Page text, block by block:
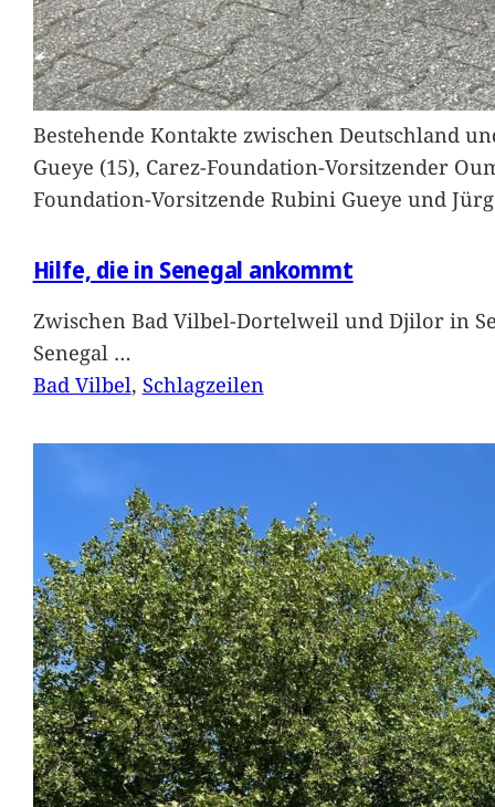
Bestehende Kontakte zwischen Deutschland
Gueye (15), Carez-Foundation-Vorsitzender
Foundation-Vorsitzende Rubini Gueye und
Hilfe, die in Senegal ankommt
Zwischen Bad Vilbel-Dortelweil und Djilor in
Senegal …
Bad Vilbel, Schlagzeilen